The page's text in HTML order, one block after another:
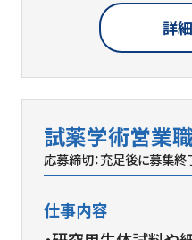
詳
試薬学術営業
応募締切：充足後に募集終
仕事内容